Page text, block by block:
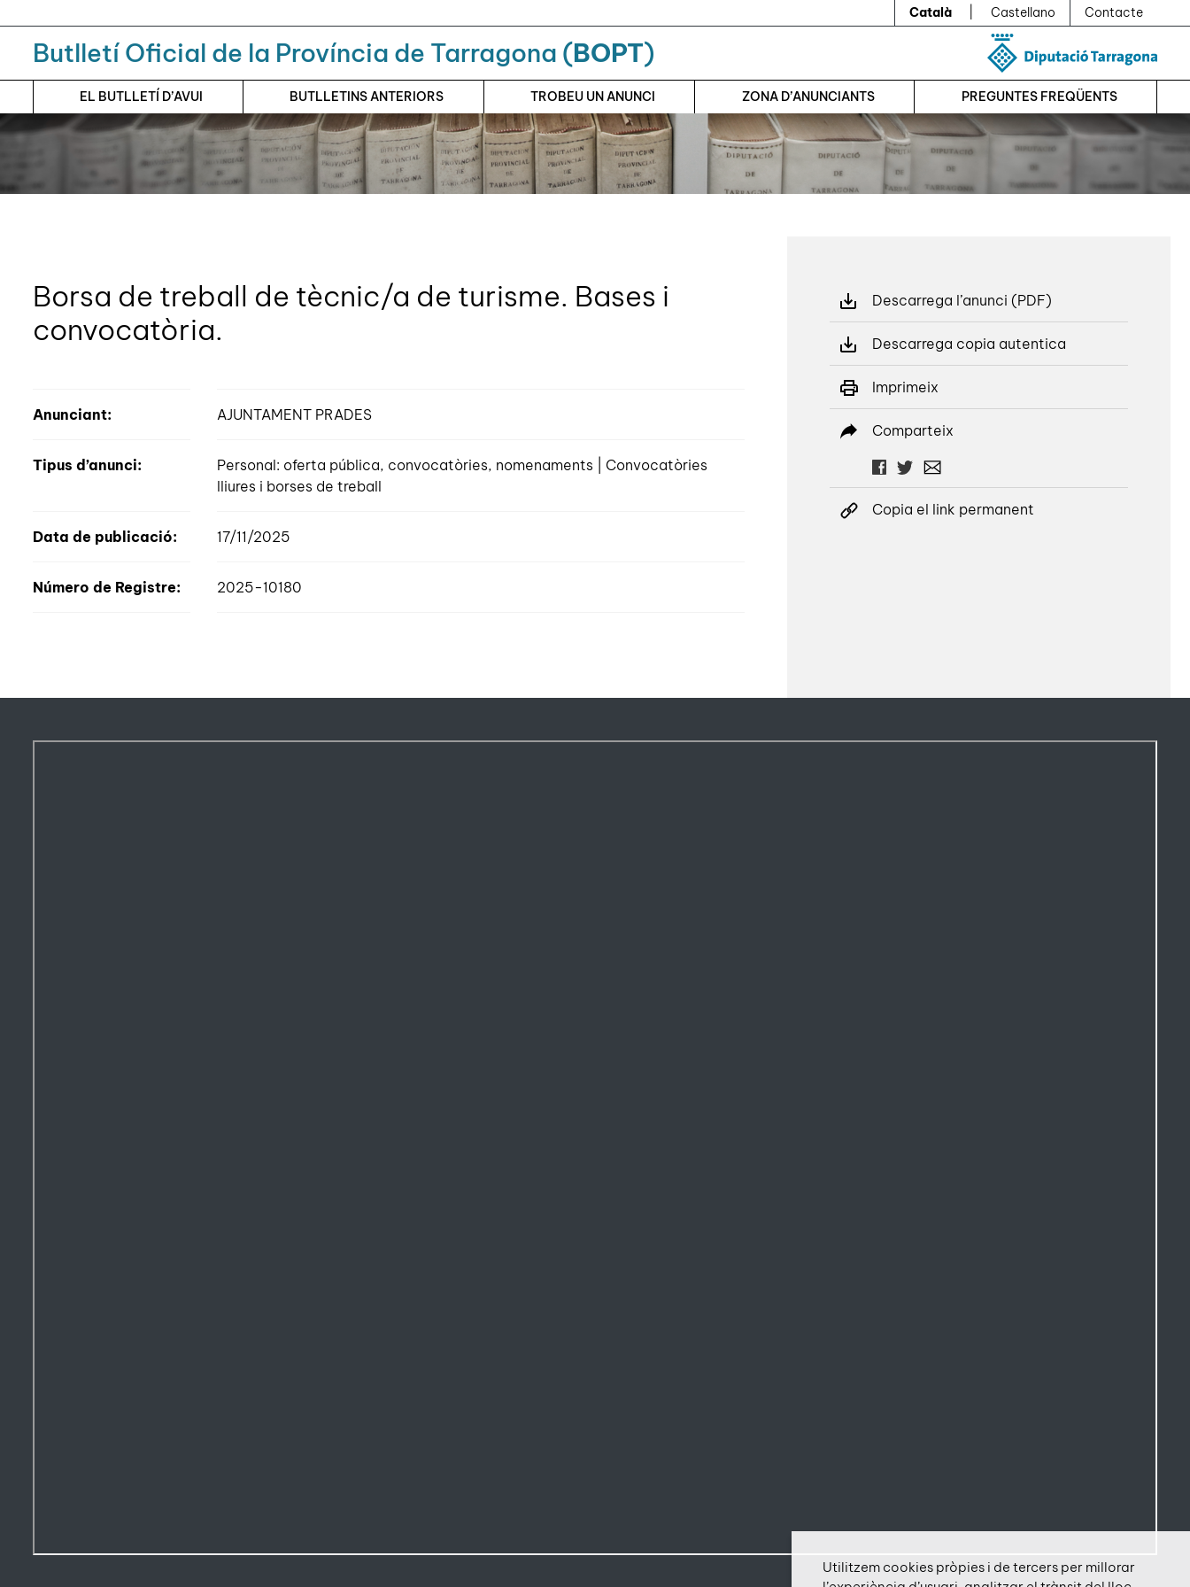
Català Castellano Contacte
Butlletí Oficial de la Província de Tarragona (BOPT)
EL BUTLLETÍ D’AVUI BUTLLETINS ANTERIORS TROBEU UN ANUNCI ZONA D’ANUNCIANTS PREGUNTES FREQÜENTS
Borsa de treball de tècnic/a de turisme. Bases i
convocatòria.
Anunciant: AJUNTAMENT PRADES
Tipus d’anunci:
Personal: oferta pública, convocatòries, nomenaments | Convocatòries
lliures i borses de treball
Data de publicació: 17/11/2025
Número de Registre: 2025-10180
Descarrega l’anunci (PDF)
Descarrega copia autentica
Imprimeix
Comparteix
Copia el link permanent
Utilitzem cookies pròpies i de tercers per millorar